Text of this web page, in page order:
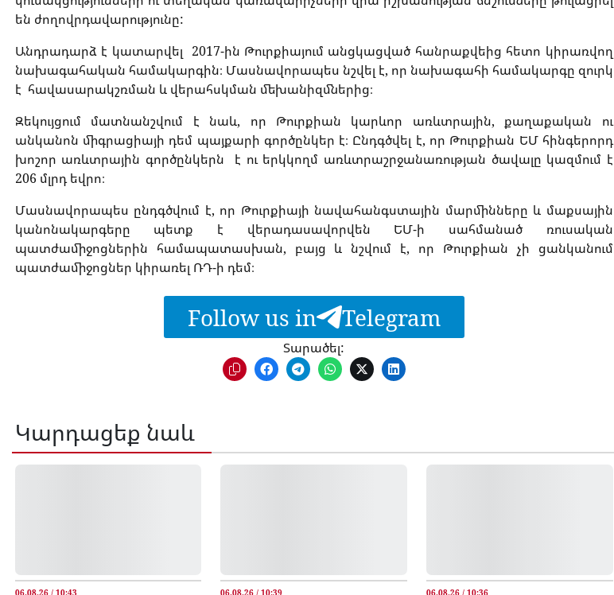
են ժողովրդավարությունը:
Անդրադարձ է կատարվել 2017-ին Թուրքիայում անցկացված հանրաքվեից հետո կիրառվող
նախագահական համակարգին։ Մասնավորապես նշվել է, որ նախագահի համակարգը զուրկ
է հավասարակշռման և վերահսկման մեխանիզմներից։
Զեկույցում մատնանշվում է նաև, որ Թուրքիան կարևոր առևտրային, քաղաքական ու
անկանոն միգրացիայի դեմ պայքարի գործընկեր է։ Ընդգծվել է, որ Թուրքիան ԵՄ հինգերորդ
խոշոր առևտրային գործընկերն է ու երկկողմ առևտրաշրջանառության ծավալը կազմում է
206 մլրդ եվրո։
Մասնավորապես ընդգծվում է, որ Թուրքիայի նավահանգստային մարմինները և մաքսային
կանոնակարգերը պետք է վերադասավորվեն ԵՄ-ի սահմանած ռուսական
պատժամիջոցներին համապատասխան, բայց և նշվում է, որ Թուրքիան չի ցանկանում
պատժամիջոցներ կիրառել ՌԴ-ի դեմ։
Follow us in Telegram
Տարածել:
Կարդացեք նաև